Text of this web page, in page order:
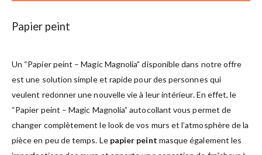
Papier peint
Un “Papier peint – Magic Magnolia” disponible dans notre offre
est une solution simple et rapide pour des personnes qui
veulent redonner une nouvelle vie à leur intérieur. En effet, le
“Papier peint – Magic Magnolia” autocollant vous permet de
changer complètement le look de vos murs et l’atmosphère de la
pièce en peu de temps. Le papier peint masque également les